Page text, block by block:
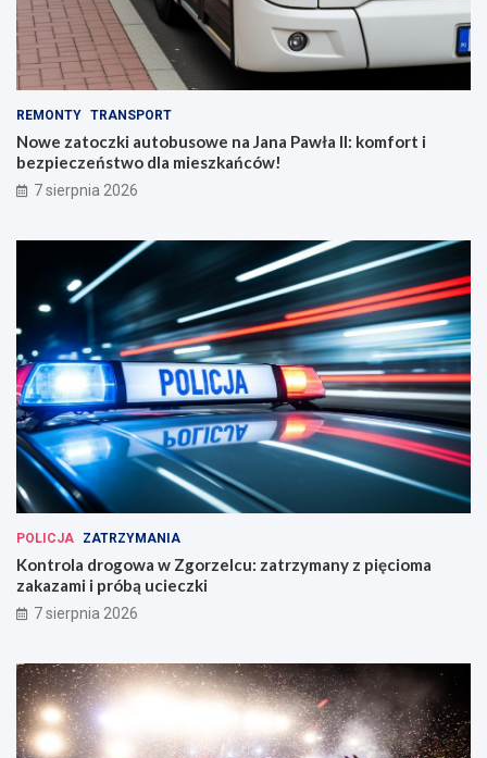
REMONTY TRANSPORT
Nowe zatoczki autobusowe na Jana Pawła II: komfort i
bezpieczeństwo dla mieszkańców!
7 sierpnia 2026
POLICJA ZATRZYMANIA
Kontrola drogowa w Zgorzelcu: zatrzymany z pięcioma
zakazami i próbą ucieczki
7 sierpnia 2026